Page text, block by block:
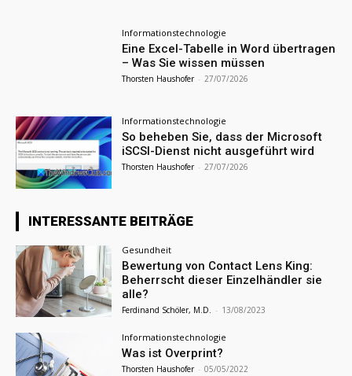
Informationstechnologie
Eine Excel-Tabelle in Word übertragen
– Was Sie wissen müssen
Thorsten Haushofer - 27/07/2026
Informationstechnologie
So beheben Sie, dass der Microsoft
iSCSI-Dienst nicht ausgeführt wird
Thorsten Haushofer - 27/07/2026
INTERESSANTE BEITRÄGE
Gesundheit
Bewertung von Contact Lens King:
Beherrscht dieser Einzelhändler sie
alle?
Ferdinand Schöler, M.D. - 13/08/2023
Informationstechnologie
Was ist Overprint?
Thorsten Haushofer - 05/05/2022